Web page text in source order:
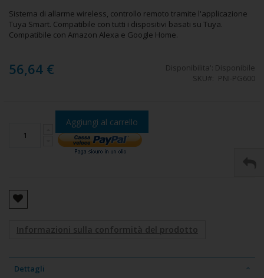
Sistema di allarme wireless, controllo remoto tramite l'applicazione
Tuya Smart. Compatibile con tutti i dispositivi basati su Tuya.
Compatibile con Amazon Alexa e Google Home.
56,64 € Disponibilita': Disponibile
SKU
PNI-PG600
Aggiungi al carrello
Informazioni sulla conformità del prodotto
Dettagli